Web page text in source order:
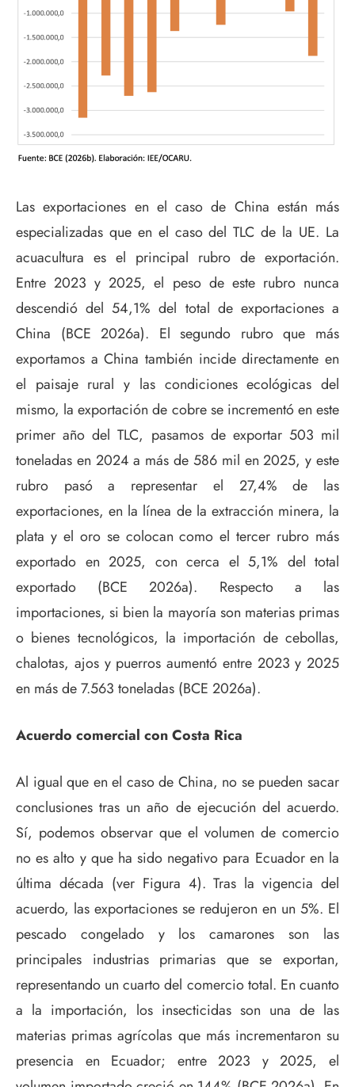
Las exportaciones en el caso de China están más
especializadas que en el caso del TLC de la UE. La
acuacultura es el principal rubro de exportación.
Entre 2023 y 2025, el peso de este rubro nunca
descendió del 54,1% del total de exportaciones a
China (BCE 2026a). El segundo rubro que más
exportamos a China también incide directamente en
el paisaje rural y las condiciones ecológicas del
mismo, la exportación de cobre se incrementó en este
primer año del TLC, pasamos de exportar 503 mil
toneladas en 2024 a más de 586 mil en 2025, y este
rubro pasó a representar el 27,4% de las
exportaciones, en la línea de la extracción minera, la
plata y el oro se colocan como el tercer rubro más
exportado en 2025, con cerca el 5,1% del total
exportado (BCE 2026a). Respecto a las
importaciones, si bien la mayoría son materias primas
o bienes tecnológicos, la importación de cebollas,
chalotas, ajos y puerros aumentó entre 2023 y 2025
en más de 7.563 toneladas (BCE 2026a).
Acuerdo comercial con Costa Rica
Al igual que en el caso de China, no se pueden sacar
conclusiones tras un año de ejecución del acuerdo.
Sí, podemos observar que el volumen de comercio
no es alto y que ha sido negativo para Ecuador en la
última década (ver Figura 4). Tras la vigencia del
acuerdo, las exportaciones se redujeron en un 5%. El
pescado congelado y los camarones son las
principales industrias primarias que se exportan,
representando un cuarto del comercio total. En cuanto
a la importación, los insecticidas son una de las
materias primas agrícolas que más incrementaron su
presencia en Ecuador; entre 2023 y 2025, el